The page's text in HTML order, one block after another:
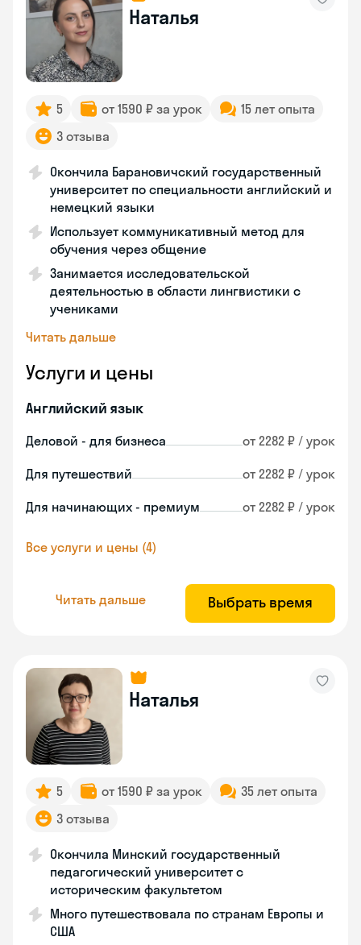
Наталья
5 от 1590 ₽ за урок
15 лет опыта
3 отзыва
Окончила Барановичский государственный
университет по специальности английский и
немецкий языки
Использует коммуникативный метод для
обучения через общение
Занимается исследовательской
деятельностью в области лингвистики с
учениками
Читать дальше
Услуги и цены
Английский язык
Деловой - для бизнеса от 2282 ₽ / урок
Для путешествий от 2282 ₽ / урок
Для начинающих - премиум от 2282 ₽ / урок
Все услуги и цены (4)
Читать дальше Выбрать время
Наталья
5 от 1590 ₽ за урок
35 лет опыта
3 отзыва
Окончила Минский государственный
педагогический университет с
историческим факультетом
Много путешествовала по странам Европы и
США